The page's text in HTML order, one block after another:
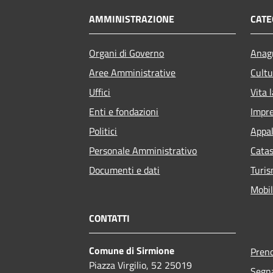
AMMINISTRAZIONE
Organi di Governo
Aree Amministrative
Uffici
Enti e fondazioni
Politici
Personale Amministrativo
Documenti e dati
Vita
CONTATTI
Comune di Sirmione
Piazza Virgilio, 52 25019